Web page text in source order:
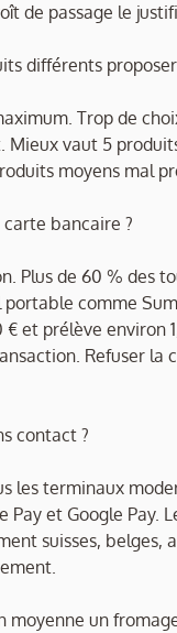
de passage le
différents proposer
Trop de
Mieux vaut 5
moyens mal
bancaire ?
Plus de 60 % des
comme
et prélève environ
Refuser la
contact ?
les terminaux
Pay et Google Pay.
suisses, belges,
moyenne un